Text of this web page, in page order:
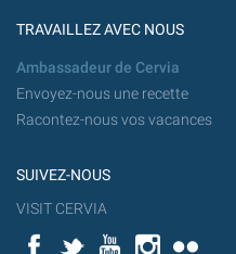
TRAVAILLEZ AVEC NOUS
Ambassadeur de Cervia
Envoyez-nous une recette
Racontez-nous vos vacances
SUIVEZ-NOUS
VISIT CERVIA
FacebookTwitterYouTubeInstagram